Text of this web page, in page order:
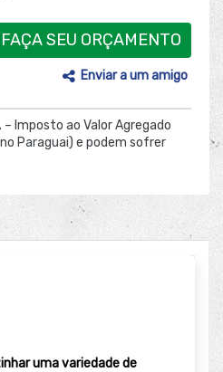
FAÇA SEU ORÇAMENTO
Enviar a um amigo
– Imposto ao Valor Agregado
Paraguai) e podem sofrer
uma variedade de